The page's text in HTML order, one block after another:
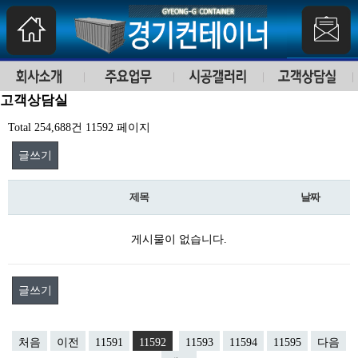
고객상담실
Total 254,688건 11592 페이지
글쓰기
제목 날짜
게시물이 없습니다.
글쓰기
처음 이전 11591 11592 11593 11594 11595
다음